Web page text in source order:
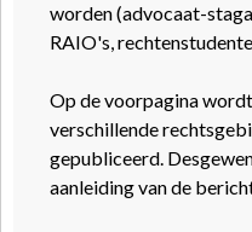
worden (advocaat-
RAIO's,
Op de voorpagina
verschillende
gepubliceerd.
aanleiding van de